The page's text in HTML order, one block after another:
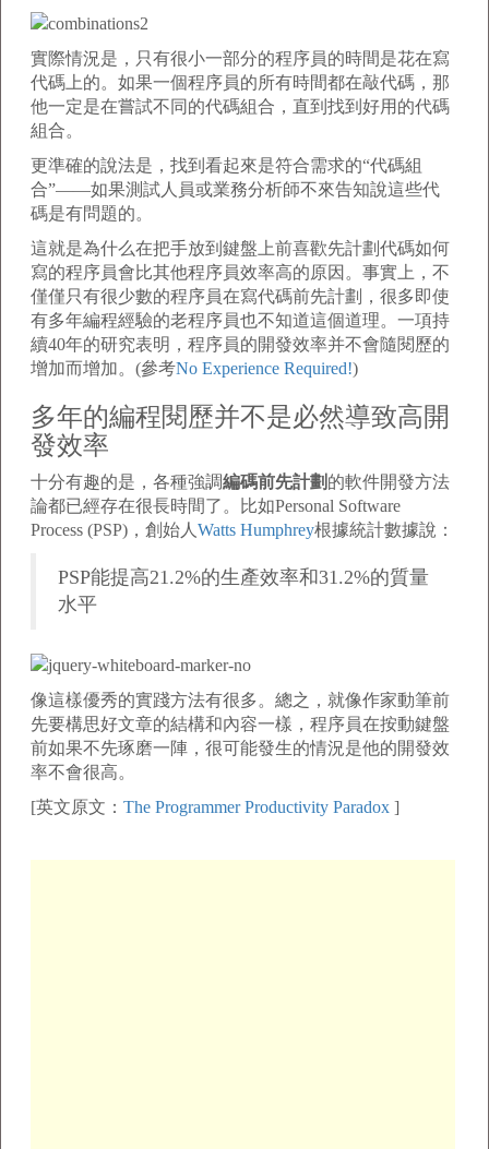
實際情況是，只有很小一部分的程序員的時間是花在寫
代碼上的。如果一個程序員的所有時間都在敲代碼，那
他一定是在嘗試不同的代碼組合，直到找到好用的代碼
組合。
更準確的說法是，找到看起來是符合需求的“代碼組
合”——如果測試人員或業務分析師不來告知說這些代
碼是有問題的。
這就是為什么在把手放到鍵盤上前喜歡先計劃代碼如何
寫的程序員會比其他程序員效率高的原因。事實上，不
僅僅只有很少數的程序員在寫代碼前先計劃，很多即使
有多年編程經驗的老程序員也不知道這個道理。一項持
續40年的研究表明，程序員的開發效率并不會隨閱歷的
增加而增加。(參考No Experience Required!)
多年的編程閱歷并不是必然導致高開
發效率
十分有趣的是，各種強調編碼前先計劃 的軟件開發方法
論都已經存在很長時間了。比如Personal Software
Process (PSP)，創始人 Watts Humphrey根據統計數據說：
PSP能提高21.2%的生產效率和31.2%的質量
水平
像這樣優秀的實踐方法有很多。總之，就像作家動筆前
先要構思好文章的結構和內容一樣，程序員在按動鍵盤
前如果不先琢磨一陣，很可能發生的情況是他的開發效
率不會很高。
[英文原文： The Programmer Productivity Paradox ]